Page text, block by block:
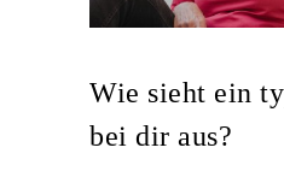
Wie sieht ein
bei dir aus?